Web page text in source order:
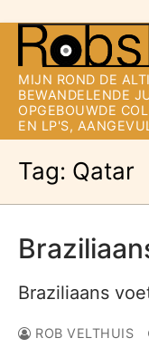
naar
de
inhoud
MIJN ROND DE
BEWANDELENDE
OPGEBOUWDE
EN LP'S,
Tag: Qatar
Braziliaans
ROB VELTHUIS